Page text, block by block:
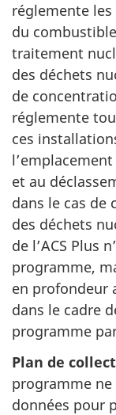
réglemente
du
traitement
des déchets
de
réglemente
ces
et au
dans le cas de
des déchets
de l’ACS Plus
programme,
en profondeur
dans le cadre
programme
Plan de
programme
données pour